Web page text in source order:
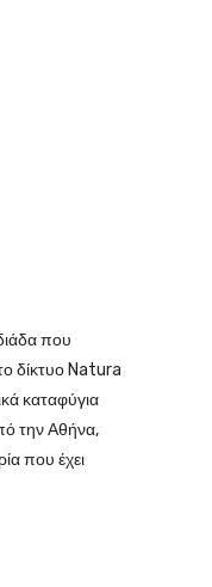
που
δίκτυο Natura
καταφύγια
την Αθήνα,
που έχει